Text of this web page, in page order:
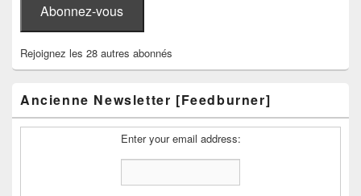
Abonnez-vous
Rejoignez les 28 autres abonnés
Ancienne Newsletter [Feedburner]
Enter your email address: